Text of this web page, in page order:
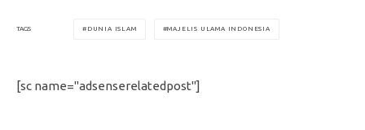
TAGS DUNIA ISLAM MAJELIS ULAMA INDONESIA
[sc name="adsenserelatedpost"]